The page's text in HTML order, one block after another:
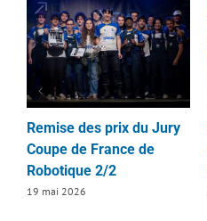
Remise des prix du Jury
Coupe de France de
Robotique 2/2
19 mai 2026